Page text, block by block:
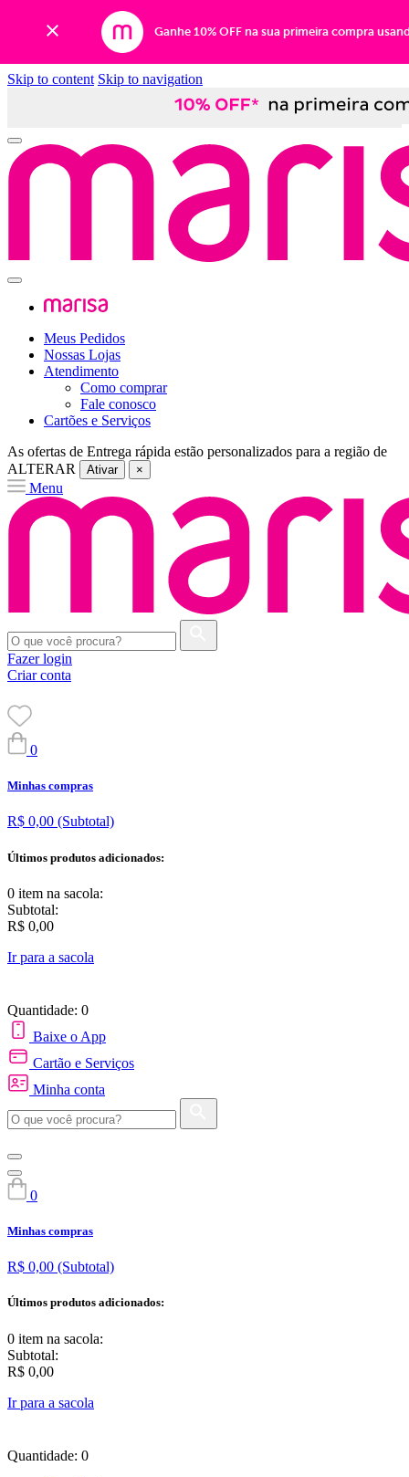
Ganhe 10% OFF na sua primeira compra
Skip to content Skip to navigation
Meus Pedidos
Nossas Lojas
Atendimento
Como comprar
Fale conosco
Cartões e Serviços
As ofertas de Entrega rápida estão personalizados para a região de
ALTERAR
Ativar ×
Menu
Fazer login
Criar conta
0
Minhas compras
R$ 0,00 (Subtotal)
Últimos produtos adicionados:
0 item na sacola:
Subtotal:
R$ 0,00
Ir para a sacola
Quantidade: 0
Baixe o App
Cartão e Serviços
Minha conta
0
Minhas compras
R$ 0,00 (Subtotal)
Últimos produtos adicionados:
0 item na sacola:
Subtotal:
R$ 0,00
Ir para a sacola
Quantidade: 0